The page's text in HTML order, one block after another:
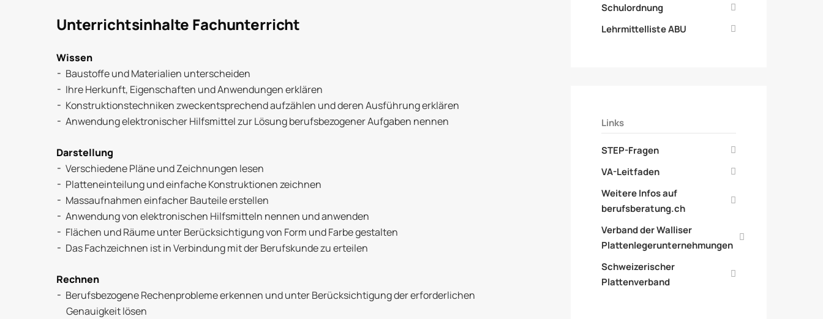
Unterrichtsinhalte Fachunterricht
Wissen
Baustoffe und Materialien unterscheiden
Ihre Herkunft, Eigenschaften und Anwendungen erklären
Konstruktionstechniken zweckentsprechend aufzählen und deren Ausführung erklären
Anwendung elektronischer Hilfsmittel zur Lösung berufsbezogener Aufgaben nennen
Darstellung
Verschiedene Pläne und Zeichnungen lesen
Platteneinteilung und einfache Konstruktionen zeichnen
Massaufnahmen einfacher Bauteile erstellen
Anwendung von elektronischen Hilfsmitteln nennen und anwenden
Flächen und Räume unter Berücksichtigung von Form und Farbe gestalten
Das Fachzeichnen ist in Verbindung mit der Berufskunde zu erteilen
Rechnen
Berufsbezogene Rechenprobleme erkennen und unter Berücksichtigung der erforderlichen
Genauigkeit lösen
Schulordnung
Lehrmittelliste ABU
Links
STEP-Fragen
VA-Leitfaden
Weitere Infos auf
berufsberatung.ch
Verband der Walliser
Plattenlegerunternehmungen
Schweizerischer
Plattenverband